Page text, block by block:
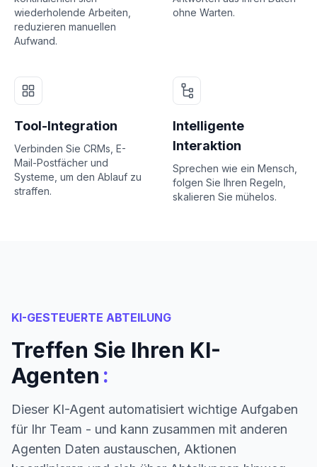
wiederholende Arbeiten,
reduzieren manuellen
Aufwand.
ohne Warten.
Tool-Integration
Verbinden Sie CRMs, E-
Mail-Postfächer und
Systeme, um den Ablauf zu
straffen.
Intelligente
Interaktion
Sprechen wie ein Mensch,
folgen Sie Ihren Regeln,
skalieren Sie mühelos.
KI-GESTEUERTE ABTEILUNG
Treffen Sie Ihren KI-
Agenten :
Dieser KI-Agent automatisiert wichtige Aufgaben
für Ihr Team - und kann zusammen mit anderen
Agenten Daten austauschen, Aktionen